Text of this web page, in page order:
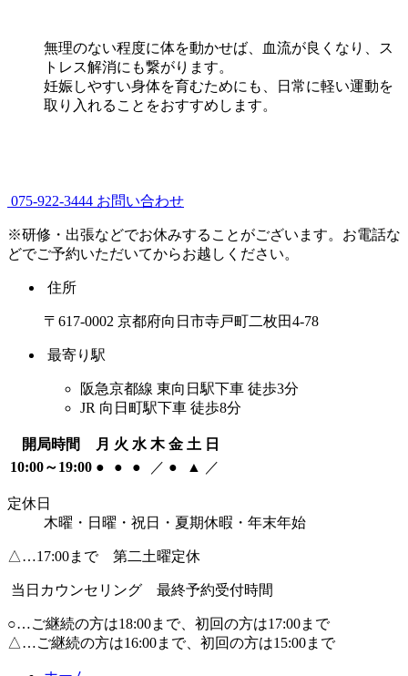
無理のない程度に体を動かせば、血流が良くなり、ス
トレス解消にも繋がります。
妊娠しやすい身体を育むためにも、日常に軽い運動を
取り入れることをおすすめします。
075-922-3444 お問い合わせ
※研修・出張などでお休みすることがございます。お電話な
どでご予約いただいてからお越しください。
住所
〒617-0002 京都府向日市寺戸町二枚田4-78
最寄り駅
阪急京都線 東向日駅下車 徒歩3分
JR 向日町駅下車 徒歩8分
開局時間 月 火 水 木 金 土 日
10:00～19:00 ● ● ● ／ ● ▲ ／
定休日
木曜・日曜・祝日・夏期休暇・年末年始
△…17:00まで 第二土曜定休
当日カウンセリング 最終予約受付時間
○…ご継続の方は18:00まで、初回の方は17:00まで
△…ご継続の方は16:00まで、初回の方は15:00まで